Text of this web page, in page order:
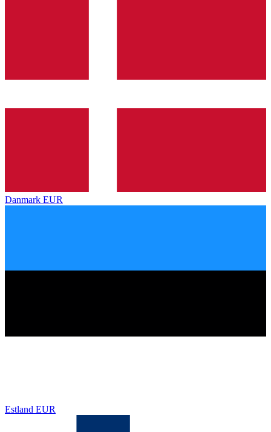
Danmark EUR
Estland EUR